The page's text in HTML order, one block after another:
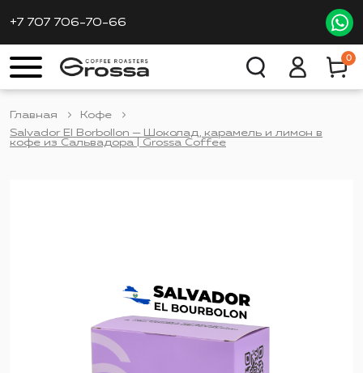
+7 707 706-70-66
0
Главная
Кофе
Salvador El Borbollon — Шоколад, карамель и лимон в
кофе из Сальвадора | Grossa Coffee